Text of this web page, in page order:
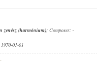
zenész (harmónium); Composer: -
01-01